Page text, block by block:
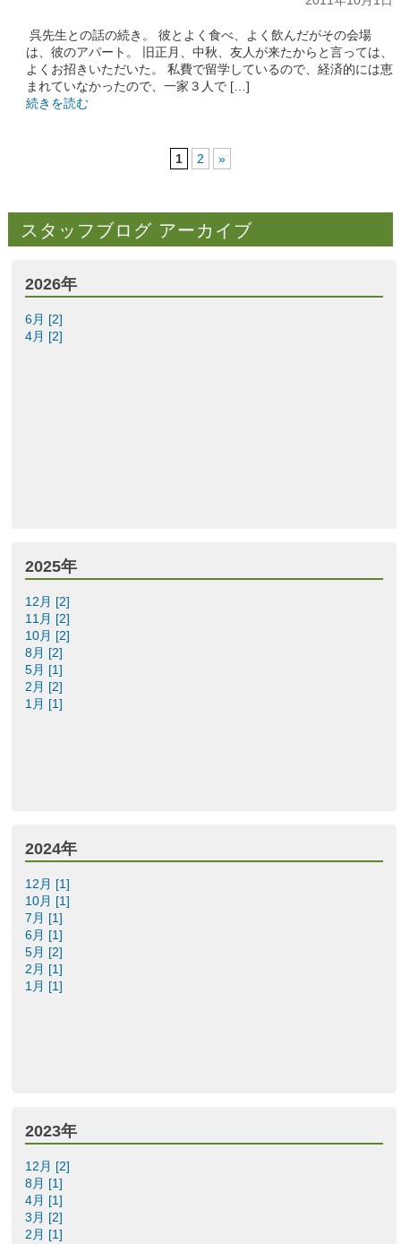
呉先生との話の続き。 彼とよく食べ、よく飲んだがその会場
は、彼のアパート。 旧正月、中秋、友人が来たからと言っては、
よくお招きいただいた。 私費で留学しているので、経済的には恵
まれていなかったので、一家３人で […]
続きを読む
1 2 »
スタッフブログ アーカイブ
2026年
6月 [2]
4月 [2]
2025年
12月 [2]
11月 [2]
10月 [2]
8月 [2]
5月 [1]
2月 [2]
1月 [1]
2024年
12月 [1]
10月 [1]
7月 [1]
6月 [1]
5月 [2]
2月 [1]
1月 [1]
2023年
12月 [2]
8月 [1]
4月 [1]
3月 [2]
2月 [1]